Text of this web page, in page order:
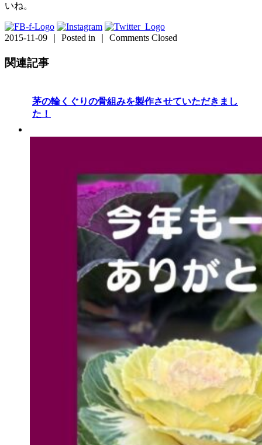
いね。
2015-11-09 ｜ Posted in ｜ Comments Closed
関連記事
茅の輪くぐりの骨組みを製作させていただきまし
た！